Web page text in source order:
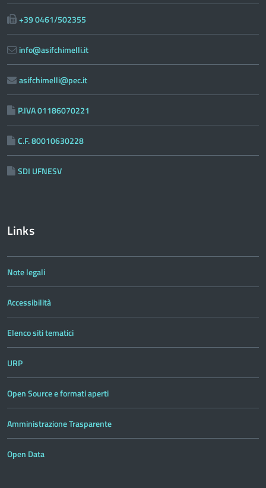
+39 0461/502355
info@asifchimelli.it
asifchimelli@pec.it
P.IVA 01186070221
C.F. 80010630228
SDI UFNESV
Links
Note legali
Accessibilità
Elenco siti tematici
URP
Open Source e formati aperti
Amministrazione Trasparente
Open Data